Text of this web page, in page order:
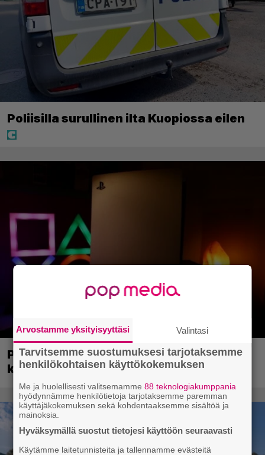
Poliisilla surullinen ilta Kuopiossa eilen
PS5-konsolin myynnit saavuttivat
kunnioitettavan merkkipaalun
Arvostamme yksityisyyttäsi Valintasi
Tarvitsemme suostumuksesi tarjotaksemme
henkilökohtaisen käyttökokemuksen
Me ja huolellisesti valitsemamme88 teknologiakumppania
hyödynnämme henkilötietoja tarjotaksemme paremman
käyttäjäkokemuksen sekä kohdentaaksemme sisältöä ja
mainoksia.
Hyväksymällä suostut tietojesi käyttöön seuraavasti
Käytämme laitetunnisteita ja tallennamme evästeitä